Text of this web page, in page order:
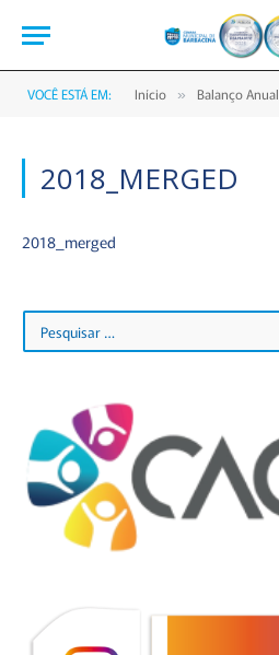
VOCÊ ESTÁ EM: Início » Balanço Anual
2018_MERGED
2018_merged